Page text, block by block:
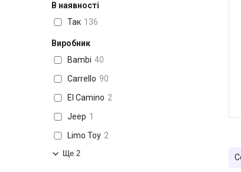
В наявності
Так 136
Виробник
Bambi 40
Carrello 90
El Camino 2
Jeep 1
Limo Toy 2
Ще 2